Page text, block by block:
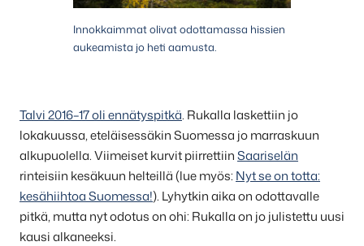
Innokkaimmat olivat odottamassa hissien
aukeamista jo heti aamusta.
Talvi 2016–17 oli ennätyspitkä. Rukalla laskettiin jo
lokakuussa, eteläisessäkin Suomessa jo marraskuun
alkupuolella. Viimeiset kurvit piirrettiinSaariselän
rinteisiin kesäkuun helteillä (lue myös: Nyt se on totta:
kesähiihtoa Suomessa!). Lyhytkin aika on odottavalle
pitkä, mutta nyt odotus on ohi: Rukalla on jo julistettu uusi
kausi alkaneeksi.